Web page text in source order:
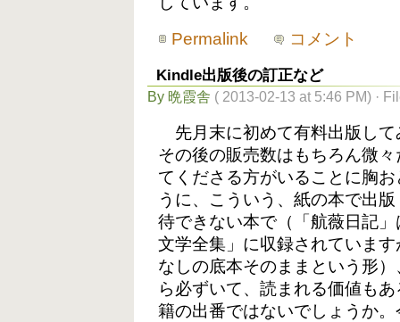
Permalink
コメント
Kindle出版後の訂正など
By 晩霞舎 ( 2013-02-13 at 5:46 PM) ·
先月末に初めて有料出版して
その後の販売数はもちろん微
てくださる方がいることに胸
うに、こういう、紙の本で出
待できない本で（「航薇日記
文学全集」に収録されていま
なしの底本そのままという形
ら必ずいて、読まれる価値も
籍の出番ではないでしょうか